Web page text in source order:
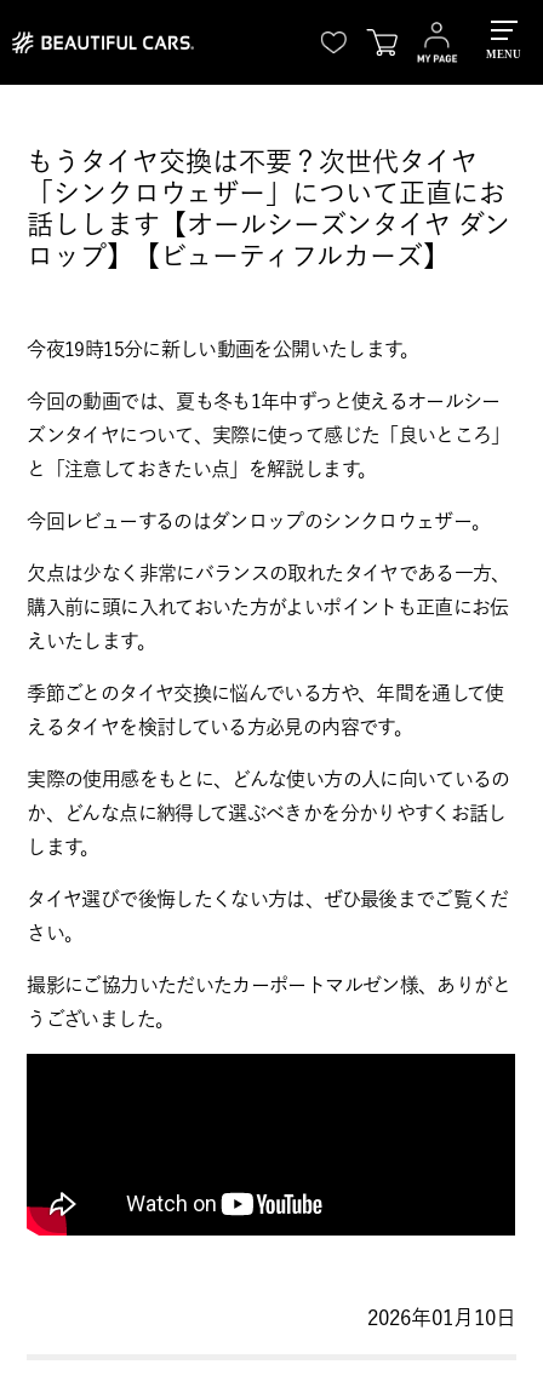
MENU
もうタイヤ交換は不要？次世代タイヤ
「シンクロウェザー」について正直にお
話しします【オールシーズンタイヤ ダン
ロップ】【ビューティフルカーズ】
今夜19時15分に新しい動画を公開いたします。
今回の動画では、夏も冬も1年中ずっと使えるオールシー
ズンタイヤについて、実際に使って感じた「良いところ」
と「注意しておきたい点」を解説します。
今回レビューするのはダンロップのシンクロウェザー。
欠点は少なく非常にバランスの取れたタイヤである一方、
購入前に頭に入れておいた方がよいポイントも正直にお伝
えいたします。
季節ごとのタイヤ交換に悩んでいる方や、年間を通して使
えるタイヤを検討している方必見の内容です。
実際の使用感をもとに、どんな使い方の人に向いているの
か、どんな点に納得して選ぶべきかを分かりやすくお話し
します。
タイヤ選びで後悔したくない方は、ぜひ最後までご覧くだ
さい。
撮影にご協力いただいたカーポートマルゼン様、ありがと
うございました。
2026年01月10日